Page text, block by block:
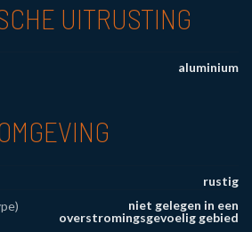
UITRUSTING
aluminium
rustig
niet gelegen in een
overstromingsgevoelig gebied